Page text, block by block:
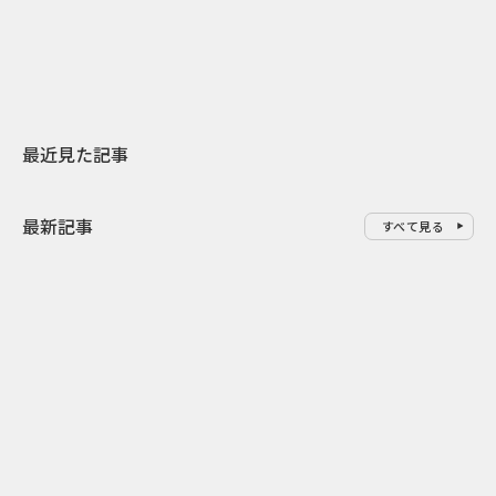
最近見た記事
最新記事 すべて見る